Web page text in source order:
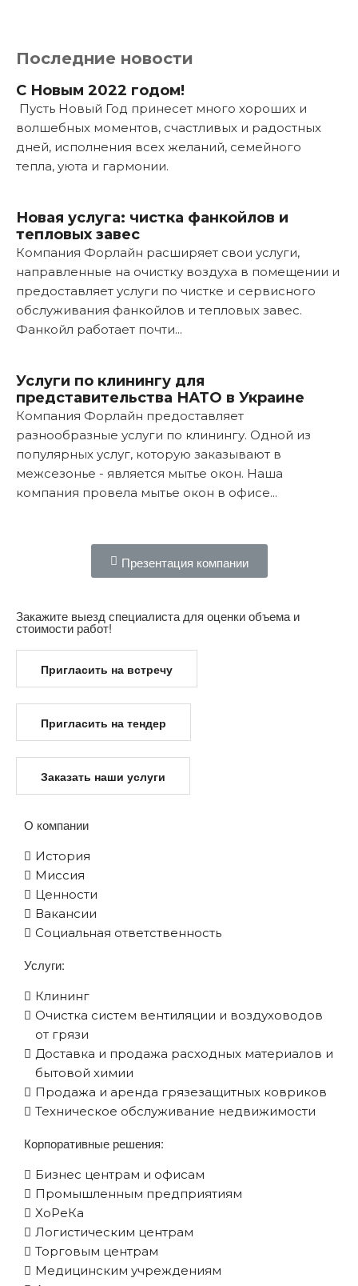
Последние новости
С Новым 2022 годом!
Пусть Новый Год принесет много хороших и
волшебных моментов, счастливых и радостных
дней, исполнения всех желаний, семейного
тепла, уюта и гармонии.
Новая услуга: чистка фанкойлов и
тепловых завес
Компания Форлайн расширяет свои услуги,
направленные на очистку воздуха в помещении и
предоставляет услуги по чистке и сервисного
обслуживания фанкойлов и тепловых завес.
Фанкойл работает почти...
Услуги по клинингу для
представительства НАТО в Украине
Компания Форлайн предоставляет
разнообразные услуги по клинингу. Одной из
популярных услуг, которую заказывают в
межсезонье - является мытье окон. Наша
компания провела мытье окон в офисе...
Презентация компании
Закажите выезд специалиста для оценки объема и
стоимости работ!
Пригласить на встречу
Пригласить на тендер
Заказать наши услуги
О компании
История
Миссия
Ценности
Вакансии
Социальная ответственность
Услуги:
Клининг
Очистка систем вентиляции и воздуховодов
от грязи
Доставка и продажа расходных материалов и
бытовой химии
Продажа и аренда грязезащитных ковриков
Техническое обслуживание недвижимости
Корпоративные решения:
Бизнес центрам и офисам
Промышленным предприятиям
XоРеКа
Логистическим центрам
Торговым центрам
Медицинским учреждениям